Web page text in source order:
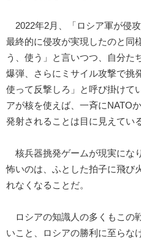
2022年2月、「ロシア軍が侵
最終的に侵攻が実現したのと同
う、使う」と言いつつ、自分た
爆弾、さらにミサイル攻撃で挑
使って反撃しろ」と呼び掛けて
アが核を使えば、一斉にNATO
発射されることは目に見えてい
核兵器挑発ゲームが現実にな
怖いのは、ふとした拍子に飛び
れなくなることだ。
ロシアの知識人の多くもこの
いこと、ロシアの勝利に至らな